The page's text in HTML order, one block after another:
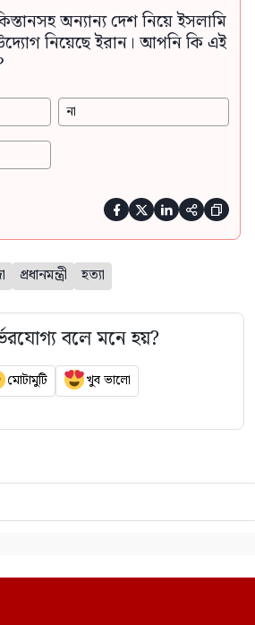
অন্যান্য দেশ নিয়ে ইসলামি
নিয়েছে ইরান। আপনি কি এই
না
    
প্রধানমন্ত্রী হত্যা
বলে মনে হয়?
মোটামুটি খুব ভালো